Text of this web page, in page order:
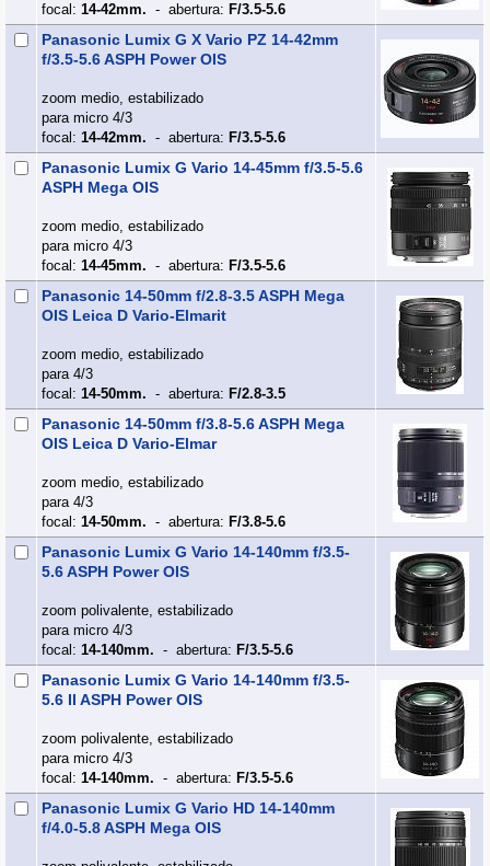
focal: 14-42mm. - abertura: F/3.5-5.6
Panasonic Lumix G X Vario PZ 14-42mm
f/3.5-5.6 ASPH Power OIS
zoom medio, estabilizado
para micro 4/3
focal: 14-42mm. - abertura: F/3.5-5.6
Panasonic Lumix G Vario 14-45mm f/3.5-5.6
ASPH Mega OIS
zoom medio, estabilizado
para micro 4/3
focal: 14-45mm. - abertura: F/3.5-5.6
Panasonic 14-50mm f/2.8-3.5 ASPH Mega
OIS Leica D Vario-Elmarit
zoom medio, estabilizado
para 4/3
focal: 14-50mm. - abertura: F/2.8-3.5
Panasonic 14-50mm f/3.8-5.6 ASPH Mega
OIS Leica D Vario-Elmar
zoom medio, estabilizado
para 4/3
focal: 14-50mm. - abertura: F/3.8-5.6
Panasonic Lumix G Vario 14-140mm f/3.5-
5.6 ASPH Power OIS
zoom polivalente, estabilizado
para micro 4/3
focal: 14-140mm. - abertura: F/3.5-5.6
Panasonic Lumix G Vario 14-140mm f/3.5-
5.6 II ASPH Power OIS
zoom polivalente, estabilizado
para micro 4/3
focal: 14-140mm. - abertura: F/3.5-5.6
Panasonic Lumix G Vario HD 14-140mm
f/4.0-5.8 ASPH Mega OIS